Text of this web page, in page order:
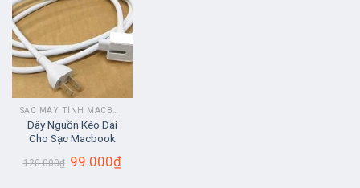
SẠC MÁY TÍNH MACBOOK
Dây Nguồn Kéo Dài
Cho Sạc Macbook
120.000₫ Giá
gốc
99.000₫Giá